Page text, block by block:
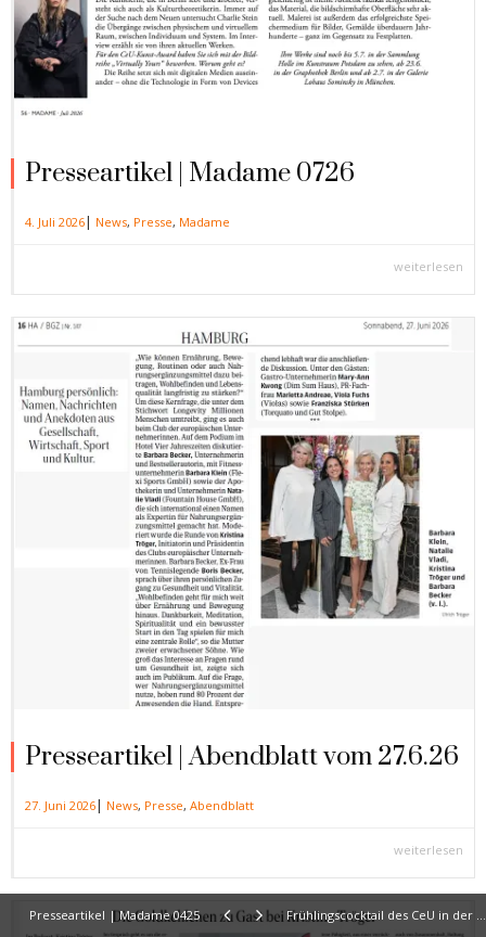
Presseartikel | Madame 0726
4. Juli 2026| News, Presse, Madame
weiterlesen
Presseartikel | Abendblatt vom 27.6.26
27. Juni 2026| News, Presse, Abendblatt
weiterlesen
Presseartikel | Madame 0425 Frühlingscocktail des CeU in der Pomellato Boutique München zum Thema „Edelsteine – die entfesselte Natur“